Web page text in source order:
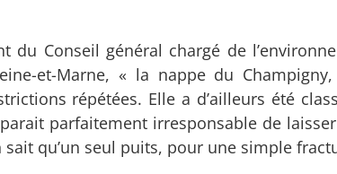
du Conseil général chargé de
et-Marne, « la nappe du
répétées. Elle a d’ailleurs été
parfaitement irresponsable de
sait qu’un seul puits, pour une simple